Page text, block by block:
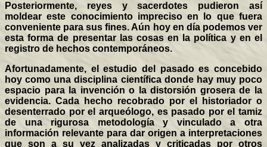
Posteriormente, reyes y sacerdotes pudieron así
moldear este conocimiento impreciso en lo que fuera
conveniente para sus fines. Aún hoy en día podemos ver
esta forma de presentar las cosas en la política y en el
registro de hechos contemporáneos.
Afortunadamente, el estudio del pasado es concebido
hoy como una disciplina científica donde hay muy poco
espacio para la invención o la distorsión grosera de la
evidencia. Cada hecho recobrado por el historiador o
desenterrado por el arqueólogo, es pasado por el tamiz
de una rigurosa metodología y vinculado a otra
información relevante para dar origen a interpretaciones
que son a su vez analizadas y criticadas por otros